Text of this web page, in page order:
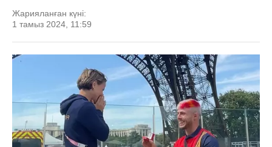
Жарияланған күні:
1 тамыз 2024, 11:59